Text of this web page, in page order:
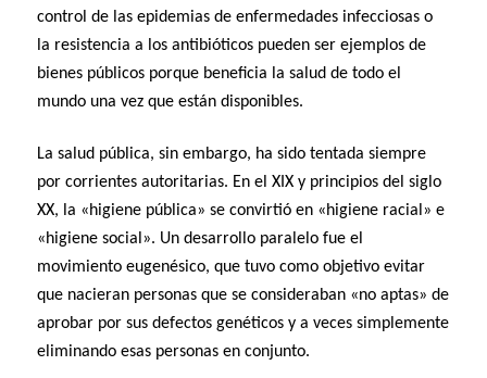
control de las epidemias de enfermedades infecciosas o
la resistencia a los antibióticos pueden ser ejemplos de
bienes públicos porque beneficia la salud de todo el
mundo una vez que están disponibles.
La salud pública, sin embargo, ha sido tentada siempre
por corrientes autoritarias. En el XIX y principios del siglo
XX, la «higiene pública» se convirtió en «higiene racial» e
«higiene social». Un desarrollo paralelo fue el
movimiento eugenésico, que tuvo como objetivo evitar
que nacieran personas que se consideraban «no aptas» de
aprobar por sus defectos genéticos y a veces simplemente
eliminando esas personas en conjunto.